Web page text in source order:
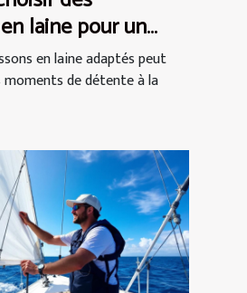
laine pour un
?
en laine adaptés peut
de détente à la